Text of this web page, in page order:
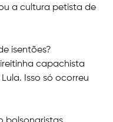
a cultura petista de
isentões?
capachista
Isso só ocorreu